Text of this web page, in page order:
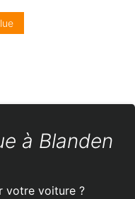
à Blanden
votre voiture ?